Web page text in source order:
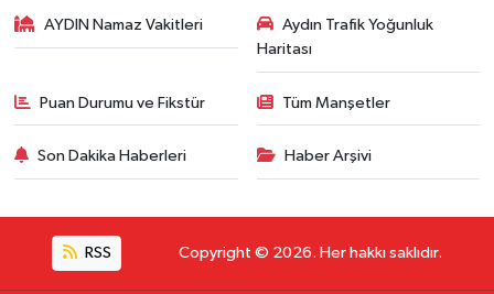
AYDIN Namaz Vakitleri
Aydın Trafik Yoğunluk
Haritası
Puan Durumu ve Fikstür Tüm Manşetler
Son Dakika Haberleri Haber Arşivi
RSS Copyright © 2026. Her hakkı saklıdır.